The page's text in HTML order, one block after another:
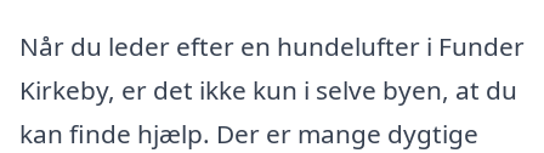
Når du leder efter en hundelufter i Funder
Kirkeby, er det ikke kun i selve byen, at du
kan finde hjælp. Der er mange dygtige